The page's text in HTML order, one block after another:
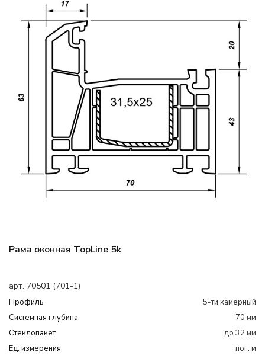
Рама оконная TopLine 5k
арт. 70501 (701-1)
Профиль
5-ти камерный
Системная глубина
70 мм
Cтеклопакет
до 32 мм
Ед. измерения
пог. м